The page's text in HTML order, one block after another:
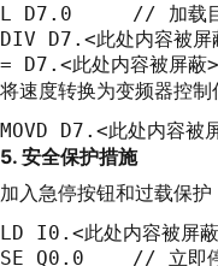
L D7.0     // 加载
DIV D7.<此处内容被
= D7.<此处内容被屏
将速度转换为变频器控制
MOVD D7.<此处内容
5. 安全保护措施
加入急停按钮和过载保护
LD I0.<此处内容被屏
SE Q0.0    // 立即